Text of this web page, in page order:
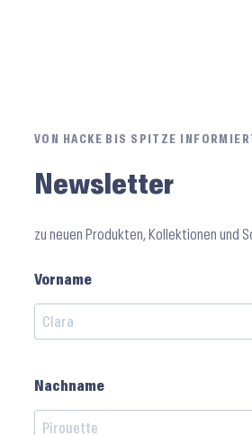
VON HACKE BIS SPITZE
Newsletter
zu neuen Produkten, Kollektionen und
Vorname
Nachname